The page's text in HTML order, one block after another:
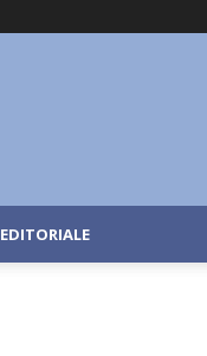
EDITORIALE